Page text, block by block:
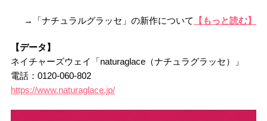
→「ナチュラルグラッセ」の新作について 【もっと読む】
【データ】
ネイチャーズウェイ「naturaglace（ナチュラグラッセ）」
電話：0120-060-802
https://www.naturaglace.jp/